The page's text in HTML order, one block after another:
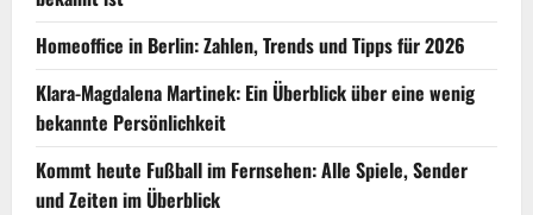
Homeoffice in Berlin: Zahlen, Trends und Tipps für 2026
Klara-Magdalena Martinek: Ein Überblick über eine wenig
bekannte Persönlichkeit
Kommt heute Fußball im Fernsehen: Alle Spiele, Sender
und Zeiten im Überblick